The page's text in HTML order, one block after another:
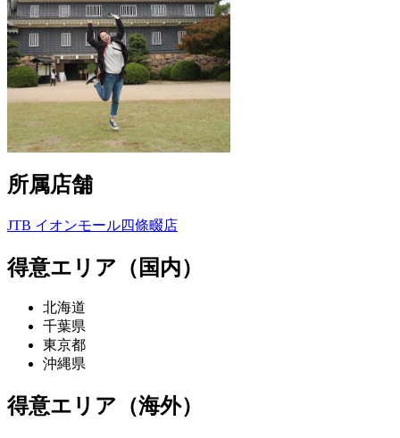
所属店舗
JTB イオンモール四條畷店
得意エリア（国内）
北海道
千葉県
東京都
沖縄県
得意エリア（海外）